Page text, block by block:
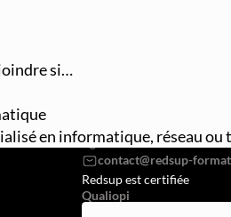
si…
en informatique, réseau
0756838251
Redsup est certifiée
Qualiopi